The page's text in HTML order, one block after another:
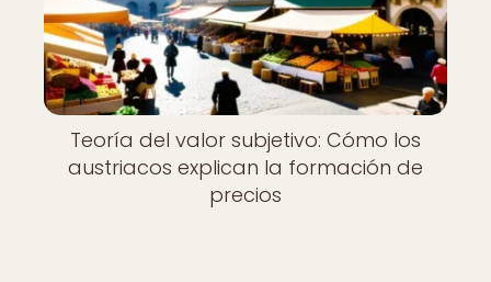
Teoría del valor subjetivo: Cómo los
austriacos explican la formación de
precios